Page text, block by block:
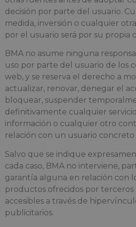
decisión por parte del usuario.
medida, inversión o cualquier
por el usuario será por su propia
BMA no asume ninguna
uso por parte del usuario de los
web, y se reserva el derecho a
actualizar, renovar, denegar el
bloquear, suspender
definitivamente cualquier
información o cualquier otro
relación con un usuario concreto
Salvo que se indique
cada caso, BMA no interviene,
garantía alguna en relación con
productos ofrecidos por
accesibles a través de
publicitarios.